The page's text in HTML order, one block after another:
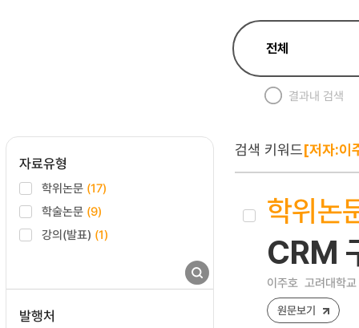
결과내 검색
자료유형
학위논문 (17)
학술논문 (9)
강의(발표) (1)
발행처
검색 키워드[저자:이
학위논
CRM
이주호 고려대학
원문보기